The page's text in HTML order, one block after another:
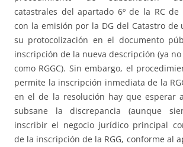
catastrales del apartado 6º de la RC de
con la emisión por la DG del Catastro de
su protocolización en el documento
inscripción de la nueva descripción (ya no
como RGGC). Sin embargo, el
permite la inscripción inmediata de la
en el de la resolución hay que esperar
subsane la discrepancia (aunque
inscribir el negocio jurídico principal
de la inscripción de la RGG, conforme al